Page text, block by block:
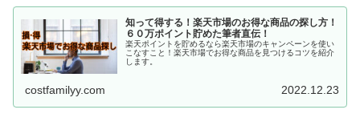
知って得する！楽天市場のお得な商品の探し方！
６０万ポイント貯めた筆者直伝！
楽天ポイントを貯めるなら楽天市場のキャンペーンを使い
こなすこと！楽天市場でお得な商品を見つけるコツを紹介
します。
costfamilyy.com 2022.12.23